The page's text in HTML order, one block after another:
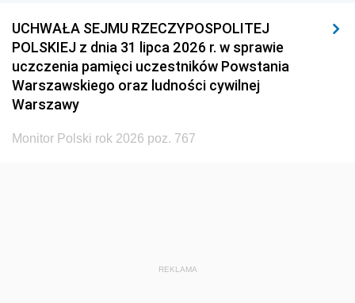
UCHWAŁA SEJMU RZECZYPOSPOLITEJ
POLSKIEJ z dnia 31 lipca 2026 r. w sprawie
uczczenia pamięci uczestników Powstania
Warszawskiego oraz ludności cywilnej
Warszawy
Monitor Polski rok 2026 poz. 767
REKLAMA